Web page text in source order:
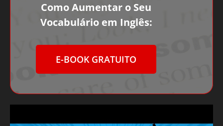
Como Aumentar o Seu
Vocabulário em Inglês:
E-BOOK GRATUITO